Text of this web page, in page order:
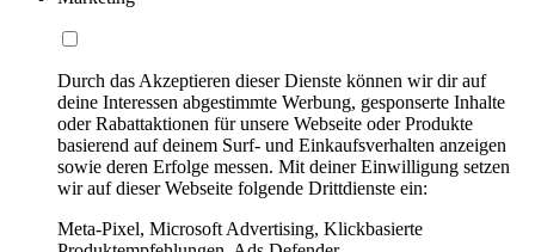
Durch das Akzeptieren dieser Dienste können wir dir auf
deine Interessen abgestimmte Werbung, gesponserte Inhalte
oder Rabattaktionen für unsere Webseite oder Produkte
basierend auf deinem Surf- und Einkaufsverhalten anzeigen
sowie deren Erfolge messen. Mit deiner Einwilligung setzen
wir auf dieser Webseite folgende Drittdienste ein:
Meta-Pixel, Microsoft Advertising, Klickbasierte